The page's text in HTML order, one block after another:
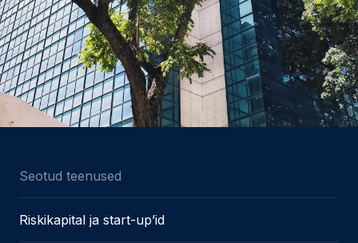
Seotud teenused
Riskikapital ja start-up’id